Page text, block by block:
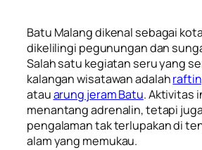
Batu Malang dikenal sebagai
dikelilingi pegunungan dan
Salah satu kegiatan seru yang
kalangan wisatawan adalah
atauarung jeram Batu. Aktivitas
menantang adrenalin, tetapi
pengalaman tak terlupakan di
alam yang memukau.